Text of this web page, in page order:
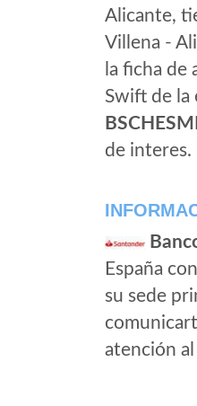
Alicante,
Villena -
la ficha de
Swift de la
de interes.
España
su sede
atención